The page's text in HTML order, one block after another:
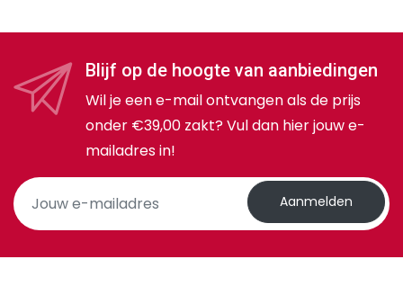
Blijf op de hoogte van aanbiedingen
Wil je een e-mail ontvangen als de prijs
onder €39,00 zakt? Vul dan hier jouw e-
mailadres in!
Aanmelden